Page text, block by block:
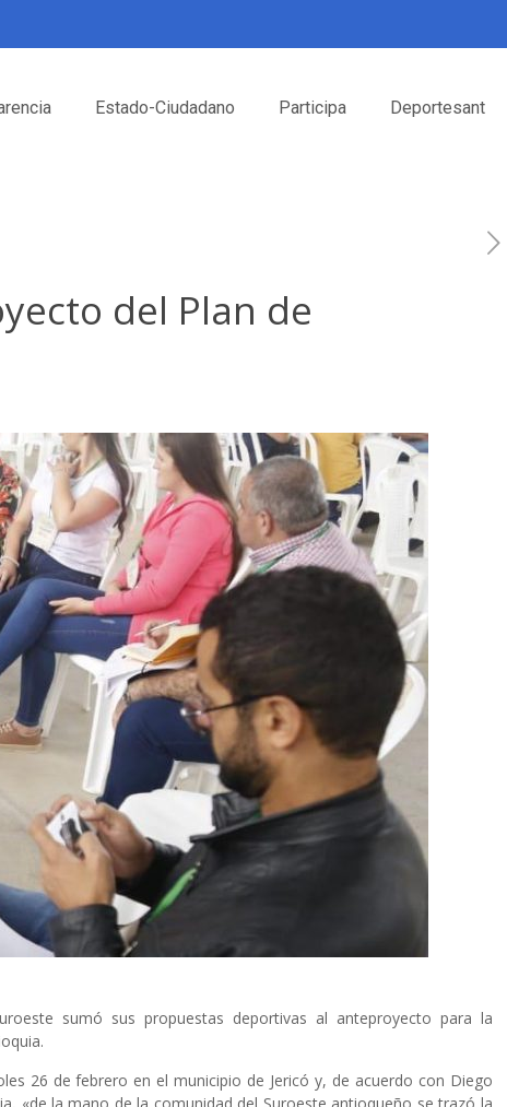
Estado-Ciudadano Participa Deportesant
del Plan de
sumó sus propuestas deportivas al anteproyecto para la
26 de febrero en el municipio de Jericó y, de acuerdo con Diego